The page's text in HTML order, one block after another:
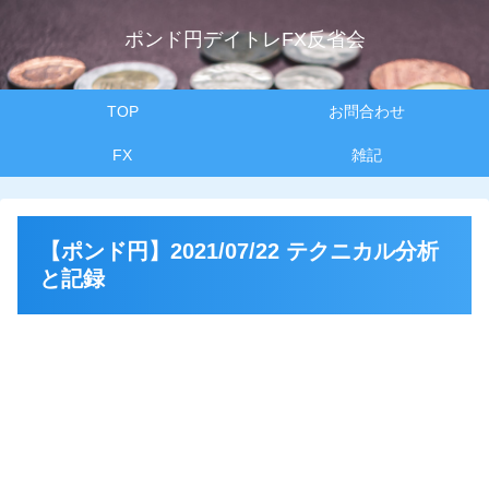
ポンド円デイトレFX反省会
TOP お問合わせ
FX 雑記
【ポンド円】2021/07/22 テクニカル分析
と記録